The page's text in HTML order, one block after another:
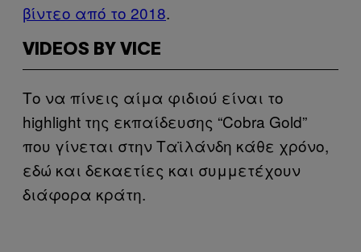
βίντεο από το 2018.
VIDEOS BY VICE
Το να πίνεις αίμα φιδιού είναι το
highlight της εκπαίδευσης “Cobra Gold”
που γίνεται στην Ταϊλάνδη κάθε χρόνο,
εδώ και δεκαετίες και συμμετέχουν
διάφορα κράτη.